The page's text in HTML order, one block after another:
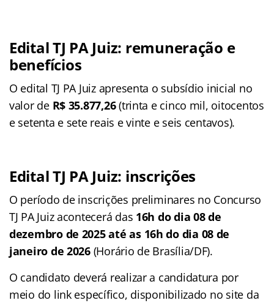
Edital TJ PA Juiz: remuneração e
benefícios
O edital TJ PA Juiz apresenta o subsídio inicial no
valor de R$ 35.877,26(trinta e cinco mil, oitocentos
e setenta e sete reais e vinte e seis centavos).
Edital TJ PA Juiz: inscrições
O período de inscrições preliminares no Concurso
TJ PA Juiz acontecerá das 16h do dia 08 de
dezembro de 2025 até as 16h do dia 08 de
janeiro de 2026(Horário de Brasília/DF).
O candidato deverá realizar a candidatura por
meio do link específico, disponibilizado no site da